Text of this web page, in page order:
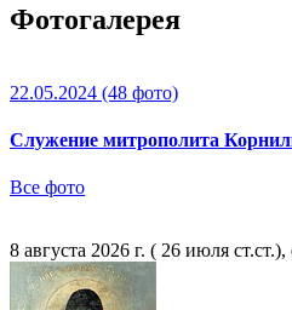
Фотогалерея
22.05.2024 (48 фото)
Служение митрополита
Все фото
8 августа 2026 г. ( 26 июля ст.ст.),